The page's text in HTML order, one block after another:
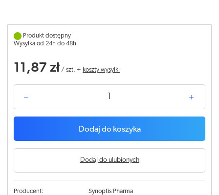
Produkt dostępny
Wysyłka od 24h do 48h
11,87 zł / szt. + koszty wysyłki
Dodaj do koszyka
Dodaj do ulubionych
Producent:
Synoptis Pharma